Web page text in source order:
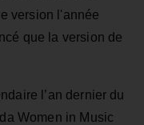
version l'année
que la version de
l’an dernier du
Women in Music